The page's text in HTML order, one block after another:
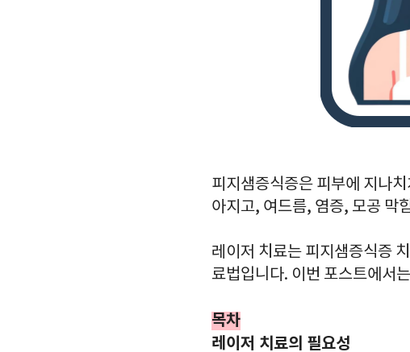
피지샘증식증은 피부에 지나
아지고, 여드름, 염증, 모공 막
레이저 치료는 피지샘증식증
료법입니다. 이번 포스트에서
목차
레이저 치료의 필요성